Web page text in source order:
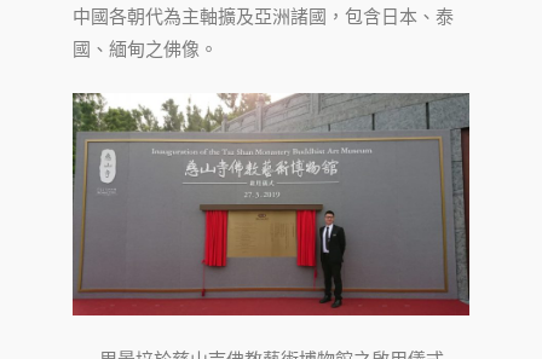
中國各朝代為主軸擴及亞洲諸國，包含日本、泰
國、緬甸之佛像。